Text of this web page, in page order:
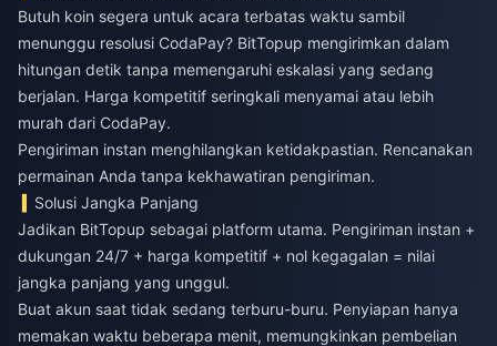
Butuh koin segera untuk acara terbatas waktu sambil
menunggu resolusi CodaPay? BitTopup mengirimkan dalam
hitungan detik tanpa memengaruhi eskalasi yang sedang
berjalan. Harga kompetitif seringkali menyamai atau lebih
murah dari CodaPay.
Pengiriman instan menghilangkan ketidakpastian. Rencanakan
permainan Anda tanpa kekhawatiran pengiriman.
Solusi Jangka Panjang
Jadikan BitTopup sebagai platform utama. Pengiriman instan +
dukungan 24/7 + harga kompetitif + nol kegagalan = nilai
jangka panjang yang unggul.
Buat akun saat tidak sedang terburu-buru. Penyiapan hanya
memakan waktu beberapa menit, memungkinkan pembelian